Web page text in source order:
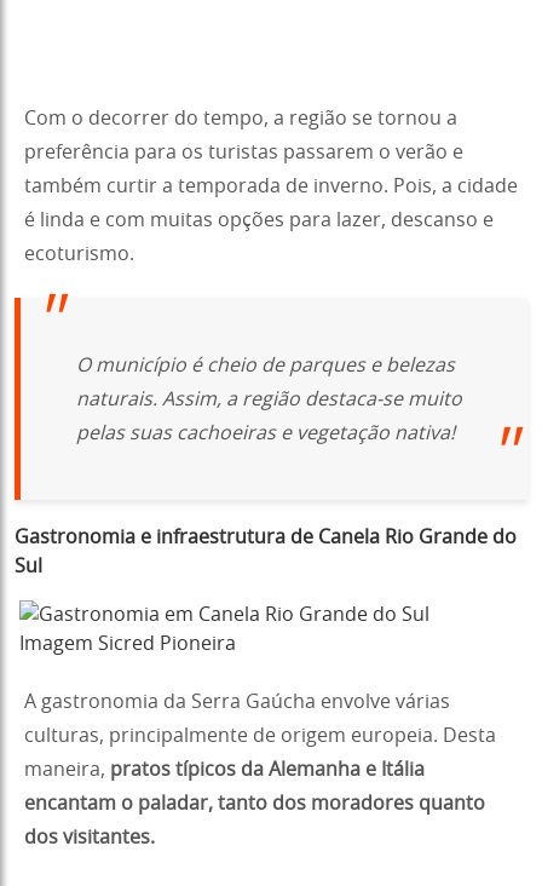
Com o decorrer do tempo, a região se tornou a
preferência para os turistas passarem o verão e
também curtir a temporada de inverno. Pois, a cidade
é linda e com muitas opções para lazer, descanso e
ecoturismo.
O município é cheio de parques e belezas
naturais. Assim, a região destaca-se muito
pelas suas cachoeiras e vegetação nativa!
Gastronomia e infraestrutura de Canela Rio Grande do
Sul
Imagem Sicred Pioneira
A gastronomia da Serra Gaúcha envolve várias
culturas, principalmente de origem europeia. Desta
maneira, pratos típicos da Alemanha e Itália
encantam o paladar, tanto dos moradores quanto
dos visitantes.